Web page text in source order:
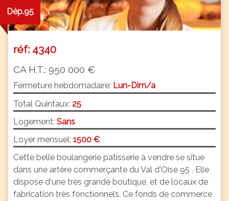
Dép.95
réf: 4340
CA H.T.: 950 000 €
Fermeture hebdomadaire: Lun-Dim/a
Total Quintaux: 25
Logement: Sans
Loyer mensuel: 1500 €
Cette belle boulangerie patisserie à vendre se situe
dans une artère commerçante du Val d'Oise 95 . Elle
dispose d'une très grande boutique, et de locaux de
fabrication très fonctionnels. Ce fonds de commerce